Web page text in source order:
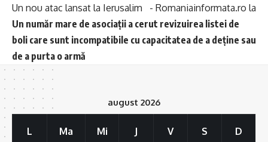
Un nou atac lansat la Ierusalim - Romaniainformata.ro la
Un număr mare de asociații a cerut revizuirea listei de
boli care sunt incompatibile cu capacitatea de a deține sau
de a purta o armă
august 2026
L Ma Mi J V S D